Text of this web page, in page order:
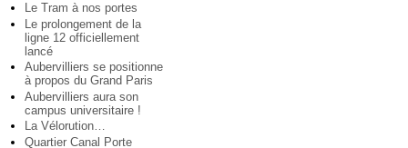
Le Tram à nos portes
Le prolongement de la
ligne 12 officiellement
lancé
Aubervilliers se positionne
à propos du Grand Paris
Aubervilliers aura son
campus universitaire !
La Vélorution…
Quartier Canal Porte